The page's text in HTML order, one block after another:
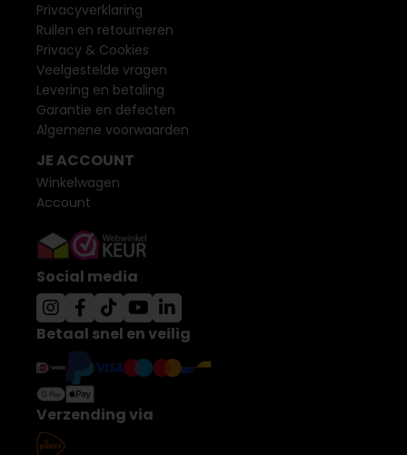
Privacyverklaring
Ruilen en retourneren
Privacy & Cookies
Veelgestelde vragen
Levering en betaling
Garantie en defecten
Algemene voorwaarden
JE ACCOUNT
Winkelwagen
Account
Social media
Betaal snel en veilig
Verzending via